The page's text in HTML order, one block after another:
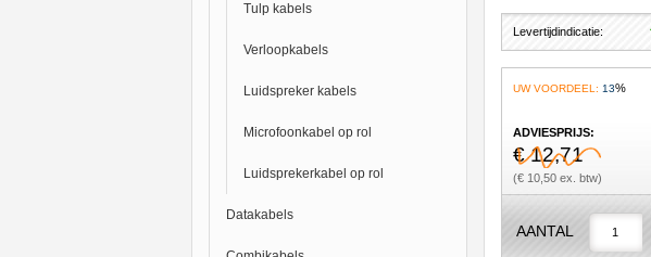
Tulp kabels
Verloopkabels
Luidspreker kabels
Microfoonkabel op rol
Luidsprekerkabel op rol
Datakabels
Levertijdindicatie:
UW VOORDEEL: 13%
ADVIESPRIJS:
€ 12,71
(€ 10,50 ex. btw)
AANTAL